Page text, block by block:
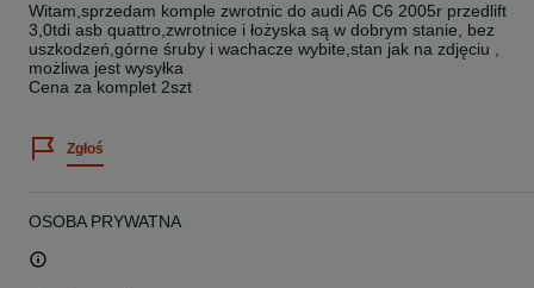
Witam,sprzedam komple zwrotnic do audi A6 C6 2005r przedlift
3,0tdi asb quattro,zwrotnice i łożyska są w dobrym stanie, bez
uszkodzeń,górne śruby i wachacze wybite,stan jak na zdjęciu ,
możliwa jest wysyłka
Cena za komplet 2szt
Zgłoś
OSOBA PRYWATNA